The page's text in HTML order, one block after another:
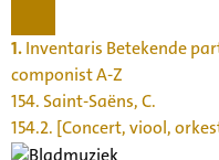
1.Inventaris Betekende
componist A-Z
154. Saint-Saëns, C.
154.2. [Concert, viool,